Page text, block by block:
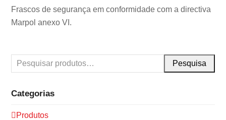
Frascos de segurança em conformidade com a directiva
Marpol anexo VI.
Pesquisa
Categorias
Produtos